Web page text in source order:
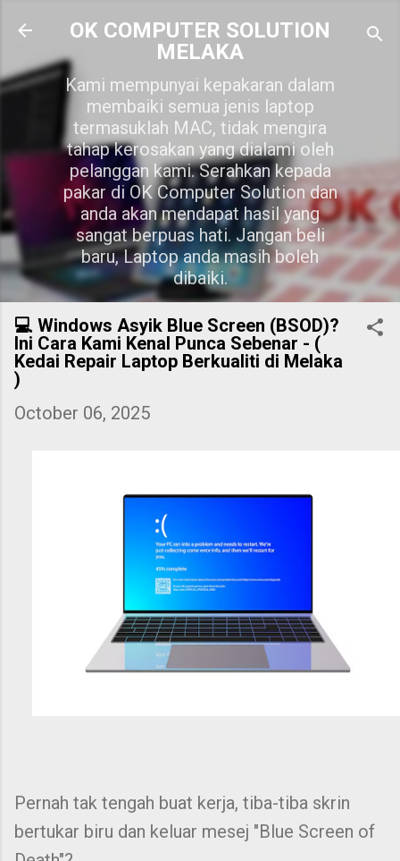
Skip to main content
OK COMPUTER SOLUTION
MELAKA
Kami mempunyai kepakaran dalam
membaiki semua jenis laptop
termasuklah MAC, tidak mengira
tahap kerosakan yang dialami oleh
pelanggan kami. Serahkan kepada
pakar di OK Computer Solution dan
anda akan mendapat hasil yang
sangat berpuas hati. Jangan beli
baru, Laptop anda masih boleh
dibaiki.
💻 Windows Asyik Blue Screen (BSOD)?
Ini Cara Kami Kenal Punca Sebenar - (
Kedai Repair Laptop Berkualiti di Melaka
)
October 06, 2025
Pernah tak tengah buat kerja, tiba-tiba skrin
bertukar biru dan keluar mesej "Blue Screen of